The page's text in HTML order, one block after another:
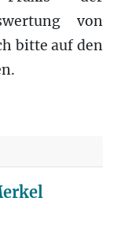
von
bitte auf den